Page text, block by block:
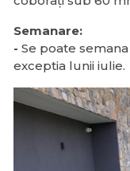
Semanare:
- Se poate
exceptia lunii iulie.